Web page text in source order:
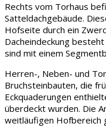
Rechts vom Torhaus
Satteldachgebäude.
Hofseite durch ein
Dacheindeckung
sind mit einem
Herren-, Neben- und
Bruchsteinbauten, die
Eckquaderungen
überdeckt wurden. Die
weitläufigen Hofbereich